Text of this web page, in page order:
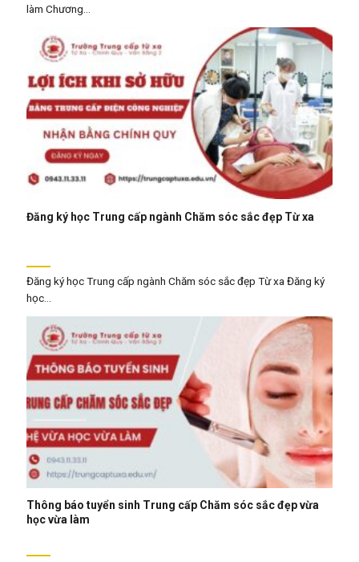
làm Chương...
Đăng ký học Trung cấp ngành Chăm sóc sắc đẹp Từ xa
Đăng ký học Trung cấp ngành Chăm sóc sắc đẹp Từ xa Đăng ký
học...
Thông báo tuyển sinh Trung cấp Chăm sóc sắc đẹp vừa
học vừa làm